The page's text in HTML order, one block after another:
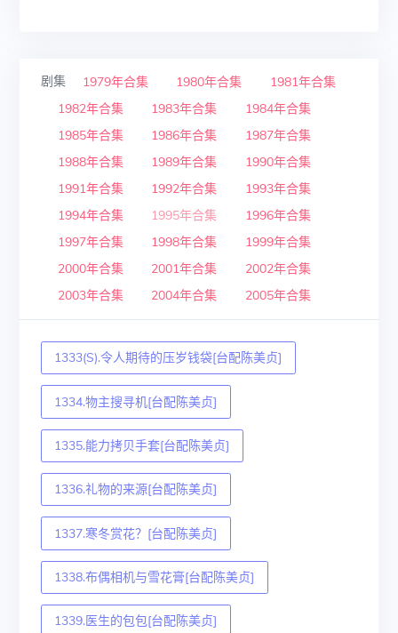
剧集 1979年合集 1980年合集
1981年合集
1982年合集
1983年合集
1984年合集
1985年合集
1986年合集
1987年合集
1988年合集
1989年合集
1990年合集
1991年合集
1992年合集
1993年合集
1994年合集
1995年合集
1996年合集
1997年合集
1998年合集
1999年合集
2000年合集
2001年合集
2002年合集
2003年合集
2004年合集 2005年合集
1333(S).令人期待的压岁钱袋[台配陈美贞]
1334.物主搜寻机[台配陈美贞]
1335.能力拷贝手套[台配陈美贞]
1336.礼物的来源[台配陈美贞]
1337.寒冬赏花？[台配陈美贞]
1338.布偶相机与雪花膏[台配陈美贞]
1339.医生的包包[台配陈美贞]